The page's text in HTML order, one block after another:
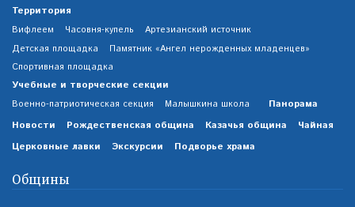
Территория
Вифлеем Часовня-купель
Артезианский источник
Детская площадка
Памятник «Ангел нерожденных младенцев»
Спортивная площадка
Учебные и творческие секции
Военно-патриотическая секция Малышкина школа
Панорама
Новости
Рождественская община Казачья община
Чайная
Церковные лавки
Экскурсии Подворье храма
Общины